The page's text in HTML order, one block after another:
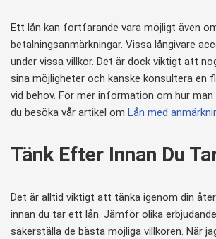
Ett lån kan fortfarande vara möjligt även
betalningsanmärkningar. Vissa långivare
under vissa villkor. Det är dock viktigt att
sina möjligheter och kanske konsultera en
vid behov. För mer information om hur
du besöka vår artikel om Lån med
Tänk Efter Innan Du
Det är alltid viktigt att tänka igenom din
innan du tar ett lån. Jämför olika
säkerställa de bästa möjliga villkoren. När